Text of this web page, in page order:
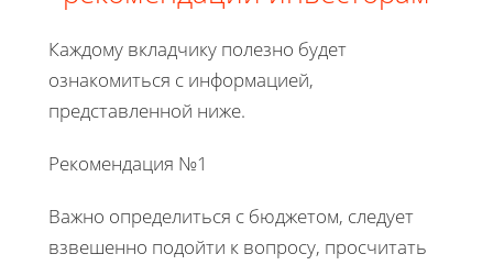
Каждому вкладчику полезно будет
ознакомиться с информацией,
представленной ниже.
Рекомендация №1
Важно определиться с бюджетом, следует
взвешенно подойти к вопросу, просчитать